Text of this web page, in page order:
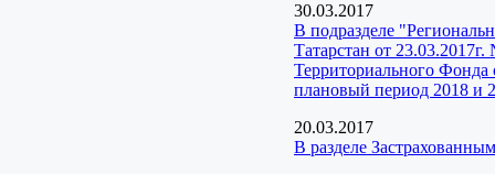
30.03.2017
В подразделе
Татарстан от
Территориального Фонда
плановый период 2018 и
20.03.2017
В разделе